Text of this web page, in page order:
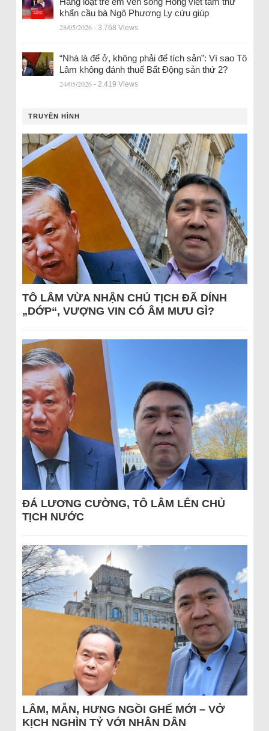
khẩn cầu bà Ngô Phương Ly cứu giúp
28/05/2026 - 3.768 Views
“Nhà là để ở, không phải để tích sản”: Vì sao Tô
Lâm không đánh thuế Bất Động sản thứ 2?
24/05/2026 - 2.419 Views
TRUYỀN HÌNH
TÔ LÂM VỪA NHẬN CHỦ TỊCH ĐÃ DÍNH
„DỚP“, VƯỢNG VIN CÓ ÂM MƯU GÌ?
ĐÁ LƯƠNG CƯỜNG, TÔ LÂM LÊN CHỦ
TỊCH NƯỚC
LÂM, MẪN, HƯNG NGỒI GHẾ MỚI – VỞ
KỊCH NGHÌN TỶ VỚI NHÂN DÂN